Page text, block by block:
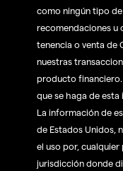
como ningún tipo
recomendaciones u
tenencia o venta de
nuestras
producto financiero.
que se haga de esta
La información de
de Estados Unidos,
el uso por, cualquier
jurisdicción donde